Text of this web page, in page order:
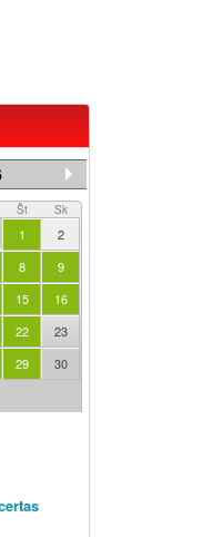
Št Sk
1
2
8
9
15
16
22
23
29
30